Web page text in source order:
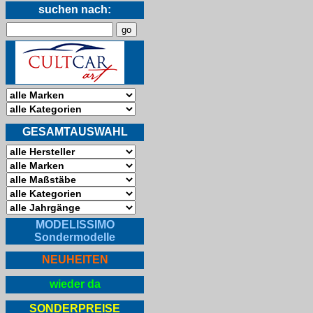
suchen nach:
GESAMTAUSWAHL
MODELISSIMO
Sondermodelle
NEUHEITEN
wieder da
SONDERPREISE